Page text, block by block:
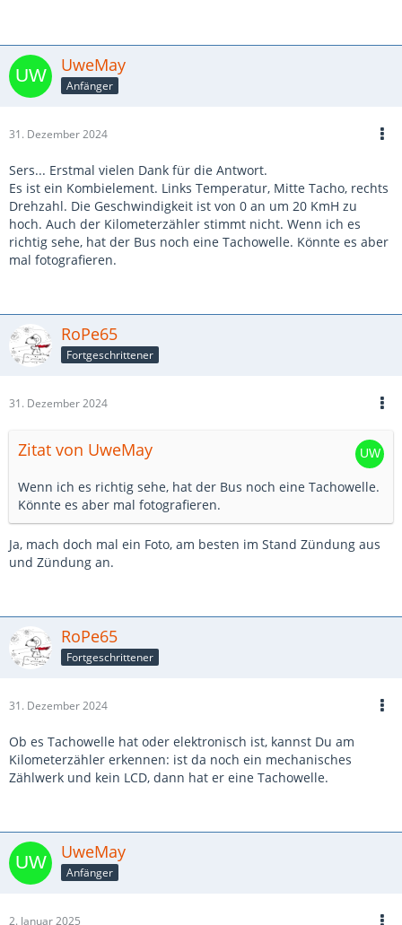
UweMay
Anfänger
31. Dezember 2024
Sers... Erstmal vielen Dank für die Antwort.
Es ist ein Kombielement. Links Temperatur, Mitte Tacho, rechts
Drehzahl. Die Geschwindigkeit ist von 0 an um 20 KmH zu
hoch. Auch der Kilometerzähler stimmt nicht. Wenn ich es
richtig sehe, hat der Bus noch eine Tachowelle. Könnte es aber
mal fotografieren.
RoPe65
Fortgeschrittener
31. Dezember 2024
Zitat von UweMay
Wenn ich es richtig sehe, hat der Bus noch eine Tachowelle.
Könnte es aber mal fotografieren.
Ja, mach doch mal ein Foto, am besten im Stand Zündung aus
und Zündung an.
RoPe65
Fortgeschrittener
31. Dezember 2024
Ob es Tachowelle hat oder elektronisch ist, kannst Du am
Kilometerzähler erkennen: ist da noch ein mechanisches
Zählwerk und kein LCD, dann hat er eine Tachowelle.
UweMay
Anfänger
2. Januar 2025